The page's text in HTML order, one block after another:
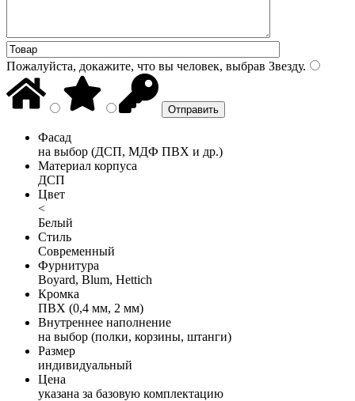
Пожалуйста, докажите, что вы человек, выбрав Звезду.
Фасад
на выбор (ДСП, МДФ ПВХ и др.)
Материал корпуса
ДСП
Цвет
<
Белый
Стиль
Современный
Фурнитура
Boyard, Blum, Hettich
Кромка
ПВХ (0,4 мм, 2 мм)
Внутреннее наполнение
на выбор (полки, корзины, штанги)
Размер
индивидуальный
Цена
указана за базовую комплектацию